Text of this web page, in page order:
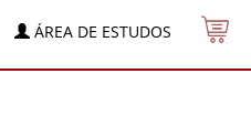
ÁREA DE ESTUDOS